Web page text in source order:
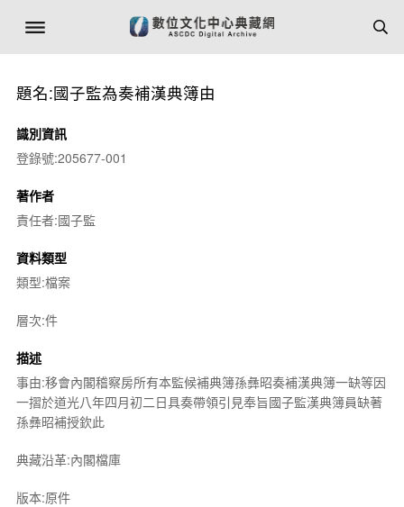
題名:國子監為奏補漢典簿由
識別資訊
登錄號:205677-001
著作者
責任者:國子監
資料類型
類型:檔案
層次:件
描述
事由:移會內閣稽察房所有本監候補典簿孫彝昭奏補漢典簿一缺等因
一摺於道光八年四月初二日具奏帶領引見奉旨國子監漢典簿員缺著
孫彝昭補授欽此
典藏沿革:內閣檔庫
版本:原件